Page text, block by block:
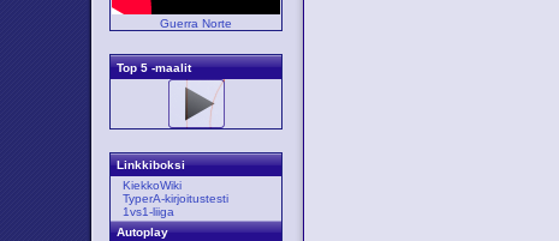
Guerra Norte
Top 5 -maalit
Linkkiboksi
KiekkoWiki
TyperA-kirjoitustesti
1vs1-liiga
Autoplay